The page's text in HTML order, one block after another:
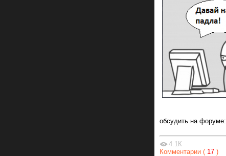
обсудить на форуме:
4.1К
Комментарии ( 17 )